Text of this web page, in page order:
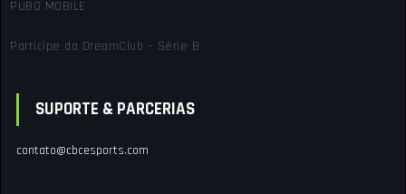
PUBG MOBILE
Participe da DreamClub – Série B
SUPORTE & PARCERIAS
contato@cbcesports.com